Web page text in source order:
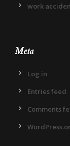
work
Meta
Log in
Entries feed
Comments